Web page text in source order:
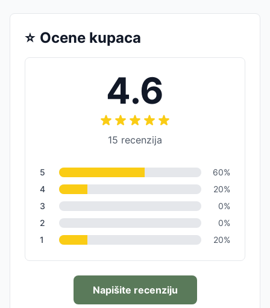
⭐ Ocene kupaca
4.6
15 recenzija
5 60%
4
20%
3
0%
2
0%
1
20%
Napišite recenziju